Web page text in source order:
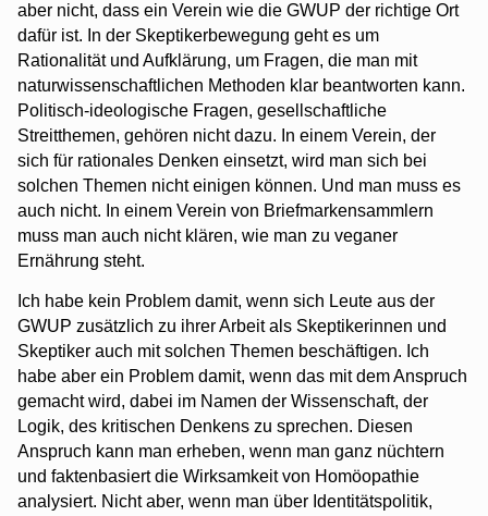
aber nicht, dass ein Verein wie die GWUP der richtige Ort
dafür ist. In der Skeptikerbewegung geht es um
Rationalität und Aufklärung, um Fragen, die man mit
naturwissenschaftlichen Methoden klar beantworten kann.
Politisch-ideologische Fragen, gesellschaftliche
Streitthemen, gehören nicht dazu. In einem Verein, der
sich für rationales Denken einsetzt, wird man sich bei
solchen Themen nicht einigen können. Und man muss es
auch nicht. In einem Verein von Briefmarkensammlern
muss man auch nicht klären, wie man zu veganer
Ernährung steht.
Ich habe kein Problem damit, wenn sich Leute aus der
GWUP zusätzlich zu ihrer Arbeit als Skeptikerinnen und
Skeptiker auch mit solchen Themen beschäftigen. Ich
habe aber ein Problem damit, wenn das mit dem Anspruch
gemacht wird, dabei im Namen der Wissenschaft, der
Logik, des kritischen Denkens zu sprechen. Diesen
Anspruch kann man erheben, wenn man ganz nüchtern
und faktenbasiert die Wirksamkeit von Homöopathie
analysiert. Nicht aber, wenn man über Identitätspolitik,